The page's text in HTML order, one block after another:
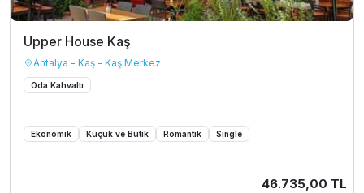
Upper House Kaş
Antalya - Kaş - Kaş Merkez
Oda Kahvaltı
Ekonomik Küçük ve Butik Romantik Single
46.735,00 TL